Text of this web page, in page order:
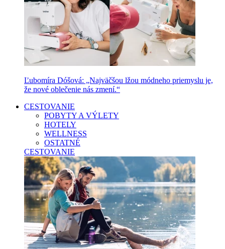
Ľubomíra Dóšová: „Najväčšou lžou módneho priemyslu je,
že nové oblečenie nás zmení.“
CESTOVANIE
POBYTY A VÝLETY
HOTELY
WELLNESS
OSTATNÉ
CESTOVANIE